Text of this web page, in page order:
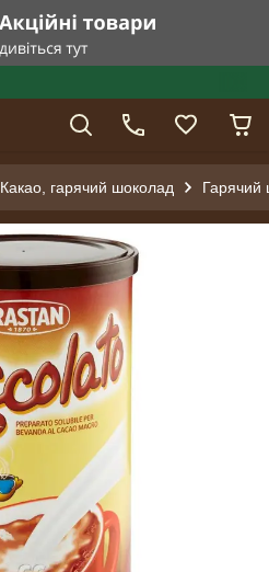
Какао, гарячий шоколад Гарячий